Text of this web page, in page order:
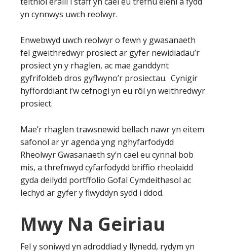
yn cynnwys uwch reolwyr.
Enwebwyd uwch reolwyr o fewn y gwasanaeth
fel gweithredwyr prosiect ar gyfer newidiadau’r
prosiect yn y rhaglen, ac mae ganddynt
gyfrifoldeb dros gyflwyno’r prosiectau. Cynigir
hyfforddiant i’w cefnogi yn eu rôl yn weithredwyr
prosiect.
Mae’r rhaglen trawsnewid bellach nawr yn eitem
safonol ar yr agenda yng nghyfarfodydd
Rheolwyr Gwasanaeth sy’n cael eu cynnal bob
mis, a threfnwyd cyfarfodydd briffio rheolaidd
gyda deilydd portffolio Gofal Cymdeithasol ac
Iechyd ar gyfer y flwyddyn sydd i ddod.
Mwy Na Geiriau
Fel y soniwyd yn adroddiad y llynedd, rydym yn